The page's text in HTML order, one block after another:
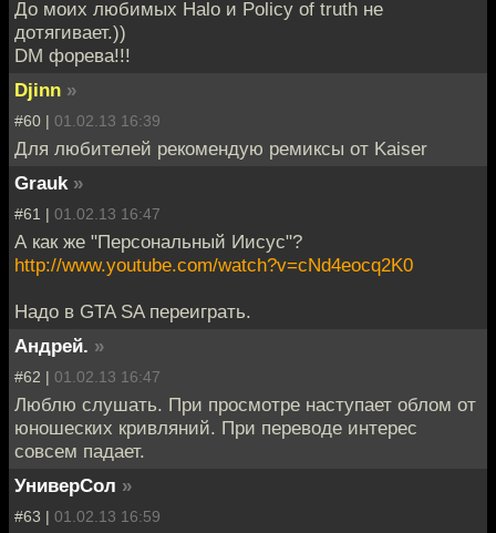
До моих любимых Halo и Policy of truth не
дотягивает.))
DM форева!!!
Djinn »
#60 | 01.02.13 16:39
Для любителей рекомендую ремиксы от Kaiser
Grauk »
#61 | 01.02.13 16:47
А как же "Персональный Иисус"?
http://www.youtube.com/watch?v=cNd4eocq2K0
Надо в GTA SA переиграть.
Андрей. »
#62 | 01.02.13 16:47
Люблю слушать. При просмотре наступает облом от
юношеских кривляний. При переводе интерес
совсем падает.
УниверСол »
#63 | 01.02.13 16:59